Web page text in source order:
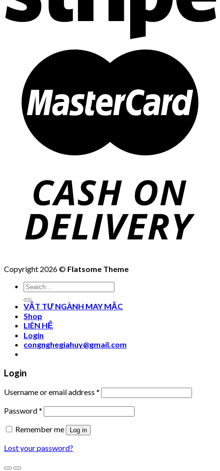
Copyright 2026 © Flatsome Theme
Search
for:
VẬT TƯ NGÀNH MAY MẶC
Shop
LIÊN HỆ
Login
congnghegiahuy@gmail.com
Login
Username or email address *
Password*
Remember me
Log in
Lost your password?